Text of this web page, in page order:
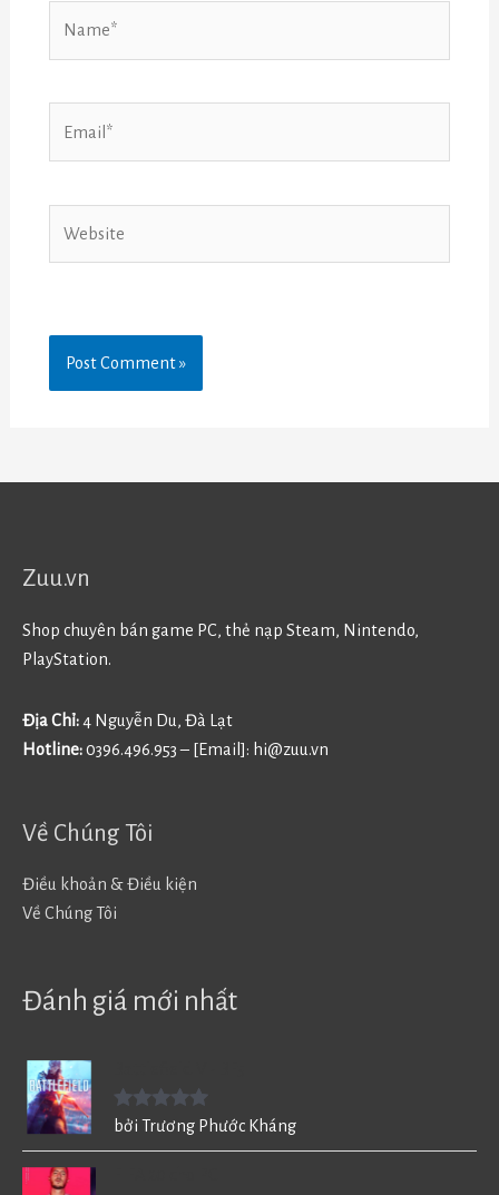
Zuu.vn
Shop chuyên bán game PC, thẻ nạp Steam, Nintendo,
PlayStation.
Địa Chỉ:4 Nguyễn Du, Đà Lạt
Hotline:0396.496.953 – [Email]: hi@zuu.vn
Về Chúng Tôi
Điều khoản & Điều kiện
Về Chúng Tôi
Đánh giá mới nhất
Được xếp
bởi Trương Phước Kháng